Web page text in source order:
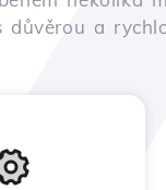
důvěrou a